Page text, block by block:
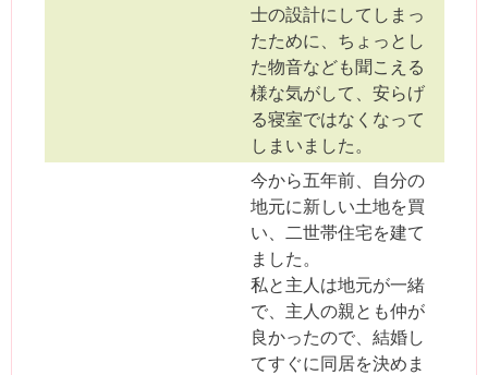
士の設計にしてしまっ
たために、ちょっとし
た物音なども聞こえる
様な気がして、安らげ
る寝室ではなくなって
しまいました。
今から五年前、自分の
地元に新しい土地を買
い、二世帯住宅を建て
ました。
私と主人は地元が一緒
で、主人の親とも仲が
良かったので、結婚し
てすぐに同居を決めま